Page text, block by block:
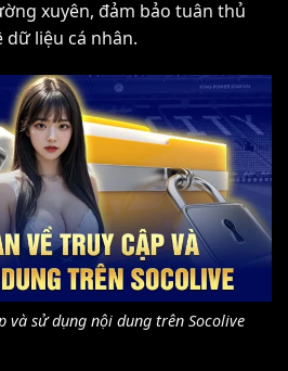
xuyên, đảm bảo tuân thủ
dữ liệu cá nhân.
và sử dụng nội dung trên Socolive